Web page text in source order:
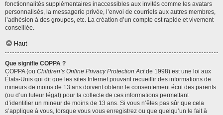
fonctionnalités supplémentaires inaccessibles aux invités comme les avatars
personnalisés, la messagerie privée, l’envoi de courriels aux autres membres,
l’adhésion à des groupes, etc. La création d’un compte est rapide et vivement
conseillée.
Haut
Que signifie COPPA ?
COPPA (ou Children’s Online Privacy Protection Actde 1998) est une loi aux
États-Unis qui dit que les sites Internet pouvant recueillir des informations de
mineurs de moins de 13 ans doivent obtenir le consentement écrit des parents
(ou d’un tuteur légal) pour la collecte de ces informations permettant
d’identifier un mineur de moins de 13 ans. Si vous n’êtes pas sûr que cela
s’applique à vous, lorsque vous vous enregistrez ou que quelqu’un le fait à